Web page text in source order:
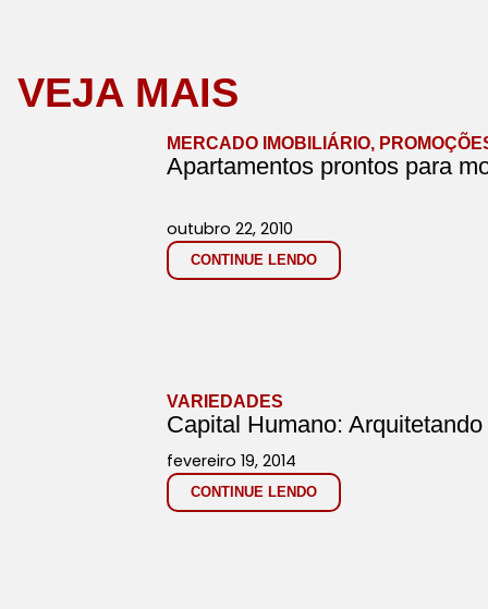
VEJA MAIS
MERCADO IMOBILIÁRIO,
Apartamentos prontos para
CONTINUE LENDO
outubro 22, 2010
VARIEDADES
Capital Humano:
CONTINUE LENDO
fevereiro 19, 2014